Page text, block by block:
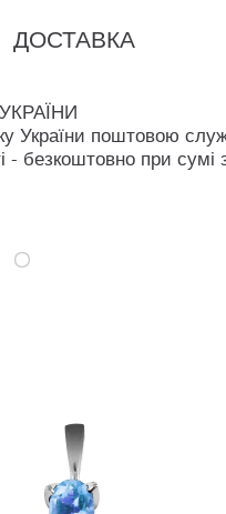
ДОСТАВКА
України поштовою
- безкоштовно при сумі